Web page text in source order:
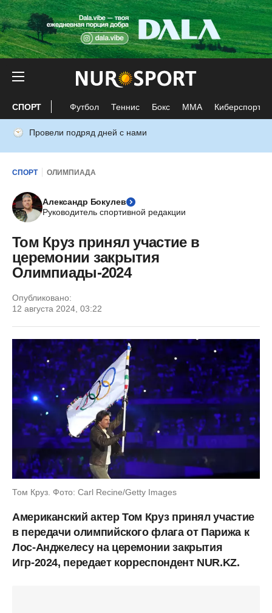
СПОРТ Футбол Теннис Бокс ММА Киберспорт
Провели подряд дней с нами
СПОРТ ОЛИМПИАДА
Александр Бокулев
Руководитель спортивной редакции
Том Круз принял участие в
церемонии закрытия
Олимпиады-2024
Опубликовано:
12 августа 2024, 03:22
Том Круз. Фото: Carl Recine/Getty Images
Американский актер Том Круз принял участие
в передачи олимпийского флага от Парижа к
Лос-Анджелесу на церемонии закрытия
Игр-2024, передает корреспондент NUR.KZ.